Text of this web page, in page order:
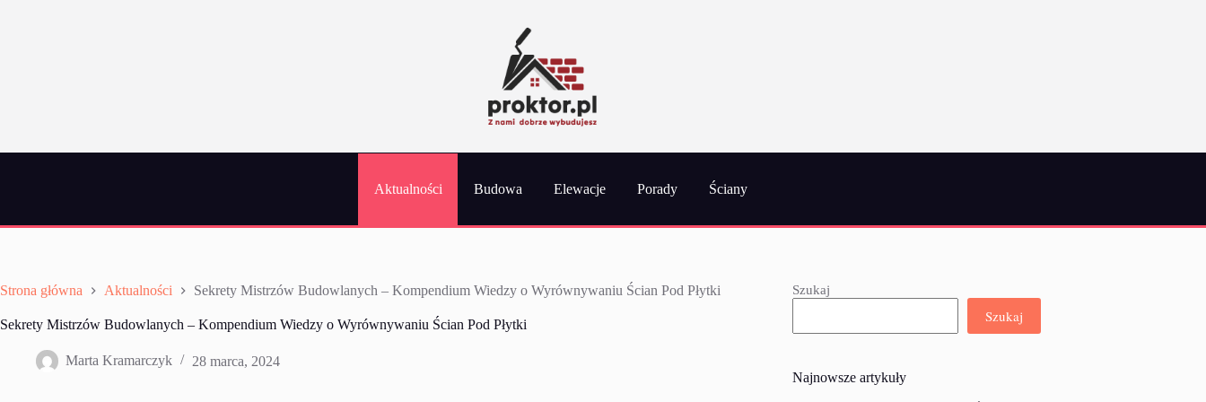
Aktualności Budowa Elewacje Porady Ściany
Strona główna Aktualności Sekrety Mistrzów Budowlanych – Kompendium Wiedzy o Wyrównywaniu Ścian Pod Płytki
Sekrety Mistrzów Budowlanych – Kompendium Wiedzy o Wyrównywaniu Ścian Pod Płytki
Marta Kramarczyk 28 marca, 2024
Szukaj
Szukaj
Najnowsze artykuły